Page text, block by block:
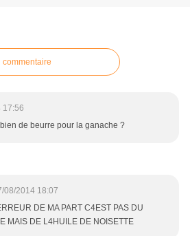
commentaire
17:56
de beurre pour la ganache ?
08/2014 18:07
DE MA PART C4EST PAS DU
MAIS DE L4HUILE DE NOISETTE